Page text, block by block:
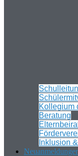
Kollegium
Beratung
Inklusion